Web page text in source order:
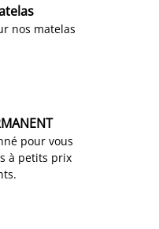
nos matelas
pour vous
à petits prix